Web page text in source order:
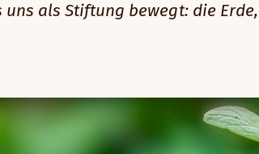
als Stiftung bewegt: die